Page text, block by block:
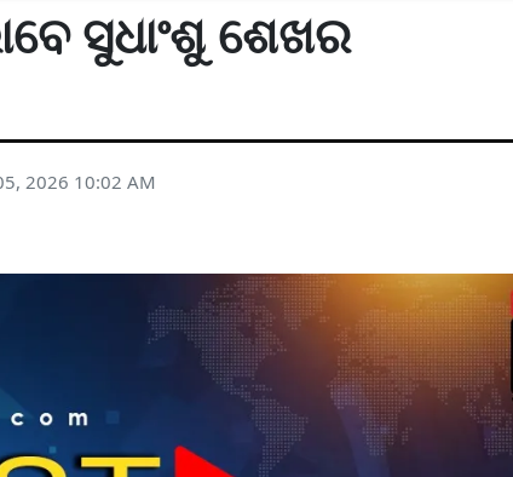
ସୁଧାଂଶୁ ଶେଖର
2026 10:02 AM